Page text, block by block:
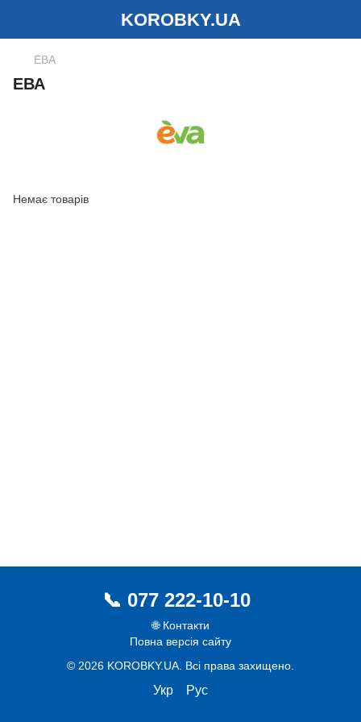
KOROBKY.UA
ЕВА
ЕВА
Немає товарів
077 222-10-10
🌐 Контакти
Повна версія сайту
© 2026 KOROBKY.UA. Всі права захищено.
Укр Рус